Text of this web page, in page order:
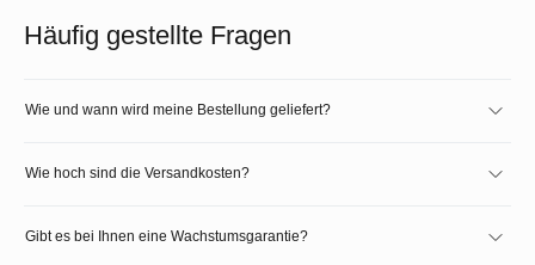
Häufig gestellte Fragen
Wie und wann wird meine Bestellung geliefert?
Wie hoch sind die Versandkosten?
Gibt es bei Ihnen eine Wachstumsgarantie?